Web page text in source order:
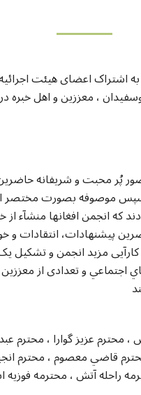
شوراي انجمن به اشتراک
، معززین و اهل خبره
پُر محبت و شریفانه
بصورت مختصر از
که انجمن افغانها منشآء از
پیشنهادات،
مزید انجمن و تشکیل یک
اجتماعي و تعدادی از
عزيز گوارا ، محترم
قاضي معصوم ، محترم
راحله آتش ، محترمه فوزيه